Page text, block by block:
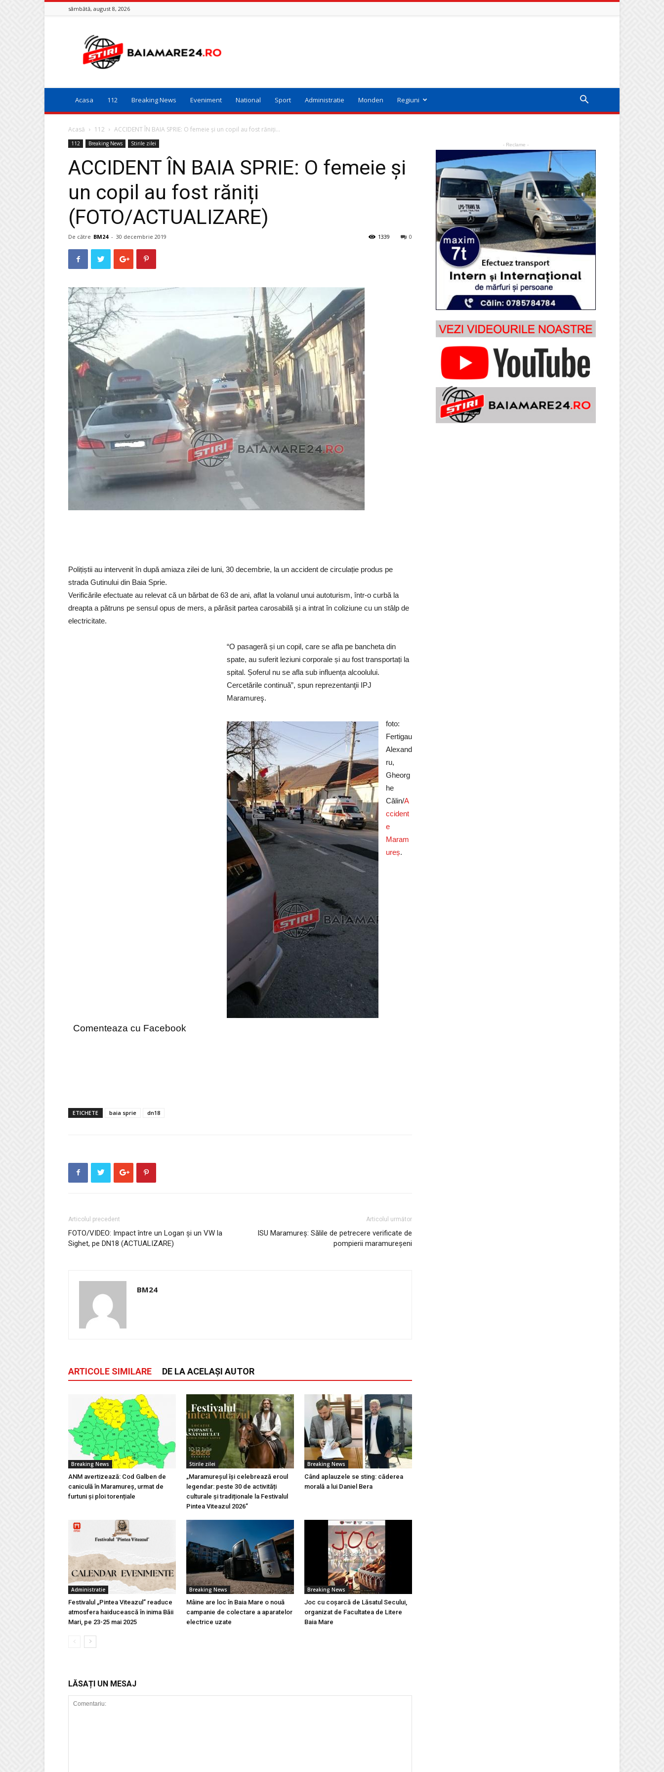
sâmbătă, august 8, 2026
Baia
Mare
24
Acasa 112 Breaking News Eveniment National Sport Administratie Monden Regiuni
Acasă 112 ACCIDENT ÎN BAIA SPRIE: O femeie și un copil au fost răniți...
112 Breaking News Stirile zilei
ACCIDENT ÎN BAIA SPRIE: O femeie și
un copil au fost răniți
(FOTO/ACTUALIZARE)
De către BM24 - 30 decembrie 2019 0
1339
Polițiștii au intervenit în după amiaza zilei de luni, 30 decembrie, la un accident de circulație produs pe
strada Gutinului din Baia Sprie.
Verificările efectuate au relevat că un bărbat de 63 de ani, aflat la volanul unui autoturism, într-o curbă la
dreapta a pătruns pe sensul opus de mers, a părăsit partea carosabilă și a intrat în coliziune cu un stâlp de
electricitate.
“O pasageră și un copil, care se afla pe bancheta din
spate, au suferit leziuni corporale și au fost transportați la
spital. Șoferul nu se afla sub influența alcoolului.
Cercetările continuă”, spun reprezentanţii IPJ
Maramureş.
foto:
Fertigau
Alexand
ru,
Gheorg
he
Călin/A
ccident
e
Maram
ureș.
Comenteaza cu Facebook
ETICHETE baia sprie dn18
Articolul precedent
FOTO/VIDEO: Impact între un Logan și un VW la
Sighet, pe DN18 (ACTUALIZARE)
Articolul următor
ISU Maramureș: Sălile de petrecere verificate de
pompierii maramureșeni
BM24
ARTICOLE SIMILARE DE LA ACELAȘI AUTOR
Breaking News
ANM avertizează: Cod Galben de
caniculă în Maramureș, urmat de
furtuni și ploi torențiale
Stirile zilei
„Maramureșul își celebrează eroul
legendar: peste 30 de activități
culturale și tradiționale la Festivalul
Pintea Viteazul 2026”
Breaking News
Când aplauzele se sting: căderea
morală a lui Daniel Bera
Administratie
Festivalul „Pintea Viteazul” readuce
atmosfera haiducească în inima Băii
Mari, pe 23-25 mai 2025
Breaking News
Mâine are loc în Baia Mare o nouă
campanie de colectare a aparatelor
electrice uzate
Breaking News
Joc cu coșarcă de Lăsatul Secului,
organizat de Facultatea de Litere
Baia Mare
LĂSAȚI UN MESAJ
- Reclame -